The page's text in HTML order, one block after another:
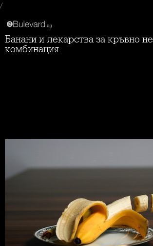
/
Банани и лекарства за кръвно не са добра
комбинация